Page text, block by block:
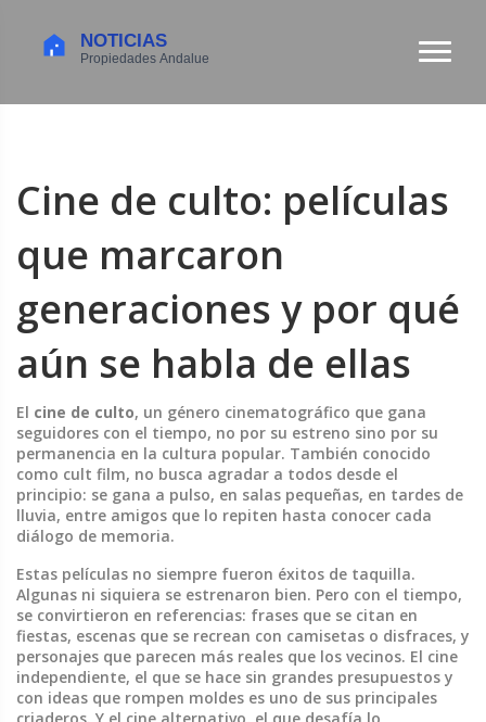
Cine de culto: películas
que marcaron
generaciones y por qué
aún se habla de ellas
El cine de culto, un género cinematográfico que gana
seguidores con el tiempo, no por su estreno sino por su
permanencia en la cultura popular. También conocido
como cult film, no busca agradar a todos desde el
principio: se gana a pulso, en salas pequeñas, en tardes de
lluvia, entre amigos que lo repiten hasta conocer cada
diálogo de memoria.
Estas películas no siempre fueron éxitos de taquilla.
Algunas ni siquiera se estrenaron bien. Pero con el tiempo,
se convirtieron en referencias: frases que se citan en
fiestas, escenas que se recrean con camisetas o disfraces, y
personajes que parecen más reales que los vecinos. El cine
independiente, el que se hace sin grandes presupuestos y
con ideas que rompen moldes es uno de sus principales